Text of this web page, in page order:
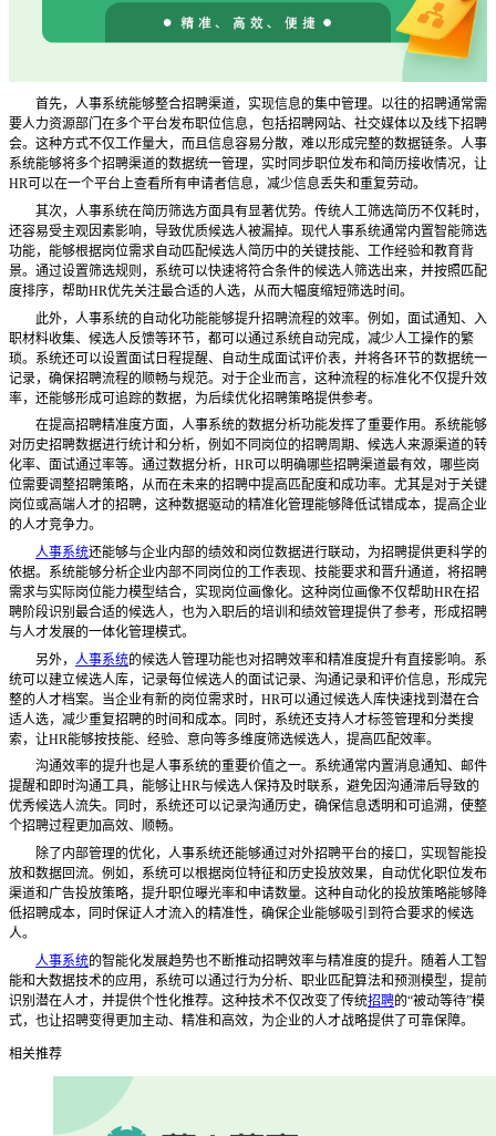
首先，人事系统能够整合招聘渠道，实现信息的集中管理。以往的招聘通常需
要人力资源部门在多个平台发布职位信息，包括招聘网站、社交媒体以及线下招聘
会。这种方式不仅工作量大，而且信息容易分散，难以形成完整的数据链条。人事
系统能够将多个招聘渠道的数据统一管理，实时同步职位发布和简历接收情况，让
HR可以在一个平台上查看所有申请者信息，减少信息丢失和重复劳动。
其次，人事系统在简历筛选方面具有显著优势。传统人工筛选简历不仅耗时，
还容易受主观因素影响，导致优质候选人被漏掉。现代人事系统通常内置智能筛选
功能，能够根据岗位需求自动匹配候选人简历中的关键技能、工作经验和教育背
景。通过设置筛选规则，系统可以快速将符合条件的候选人筛选出来，并按照匹配
度排序，帮助HR优先关注最合适的人选，从而大幅度缩短筛选时间。
此外，人事系统的自动化功能能够提升招聘流程的效率。例如，面试通知、入
职材料收集、候选人反馈等环节，都可以通过系统自动完成，减少人工操作的繁
琐。系统还可以设置面试日程提醒、自动生成面试评价表，并将各环节的数据统一
记录，确保招聘流程的顺畅与规范。对于企业而言，这种流程的标准化不仅提升效
率，还能够形成可追踪的数据，为后续优化招聘策略提供参考。
在提高招聘精准度方面，人事系统的数据分析功能发挥了重要作用。系统能够
对历史招聘数据进行统计和分析，例如不同岗位的招聘周期、候选人来源渠道的转
化率、面试通过率等。通过数据分析， HR可以明确哪些招聘渠道最有效，哪些岗
位需要调整招聘策略，从而在未来的招聘中提高匹配度和成功率。尤其是对于关键
岗位或高端人才的招聘，这种数据驱动的精准化管理能够降低试错成本，提高企业
的人才竞争力。
人事系统还能够与企业内部的绩效和岗位数据进行联动，为招聘提供更科学的
依据。系统能够分析企业内部不同岗位的工作表现、技能要求和晋升通道，将招聘
需求与实际岗位能力模型结合，实现岗位画像化。这种岗位画像不仅帮助HR在招
聘阶段识别最合适的候选人，也为入职后的培训和绩效管理提供了参考，形成招聘
与人才发展的一体化管理模式。
另外， 人事系统的候选人管理功能也对招聘效率和精准度提升有直接影响。系
统可以建立候选人库，记录每位候选人的面试记录、沟通记录和评价信息，形成完
整的人才档案。当企业有新的岗位需求时， HR可以通过候选人库快速找到潜在合
适人选，减少重复招聘的时间和成本。同时，系统还支持人才标签管理和分类搜
索，让HR能够按技能、经验、意向等多维度筛选候选人，提高匹配效率。
沟通效率的提升也是人事系统的重要价值之一。系统通常内置消息通知、邮件
提醒和即时沟通工具，能够让HR与候选人保持及时联系，避免因沟通滞后导致的
优秀候选人流失。同时，系统还可以记录沟通历史，确保信息透明和可追溯，使整
个招聘过程更加高效、顺畅。
除了内部管理的优化，人事系统还能够通过对外招聘平台的接口，实现智能投
放和数据回流。例如，系统可以根据岗位特征和历史投放效果，自动优化职位发布
渠道和广告投放策略，提升职位曝光率和申请数量。这种自动化的投放策略能够降
低招聘成本，同时保证人才流入的精准性，确保企业能够吸引到符合要求的候选
人。
人事系统的智能化发展趋势也不断推动招聘效率与精准度的提升。随着人工智
能和大数据技术的应用，系统可以通过行为分析、职业匹配算法和预测模型，提前
识别潜在人才，并提供个性化推荐。这种技术不仅改变了传统招聘的“被动等待”模
式，也让招聘变得更加主动、精准和高效，为企业的人才战略提供了可靠保障。
相关推荐